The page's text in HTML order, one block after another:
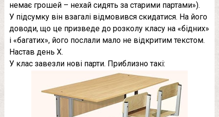
немає грошей – нехай сидять за старими партами»).
У підсумку він взагалі відмовився скидатися. На його
доводи, що це призведе до розколу класу на «бідних»
і «багатих», його послали мало не відкритим текстом.
Настав день Х.
У клас завезли нові парти. Приблизно такі: